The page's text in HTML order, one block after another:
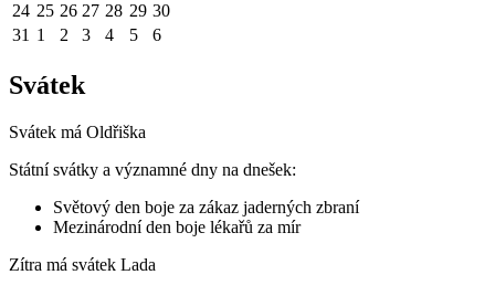
24 25 26 27 28 29 30
31 1 2 3 4 5 6
Svátek
Svátek má Oldřiška
Státní svátky a významné dny na dnešek:
Světový den boje za zákaz jaderných zbraní
Mezinárodní den boje lékařů za mír
Zítra má svátek Lada